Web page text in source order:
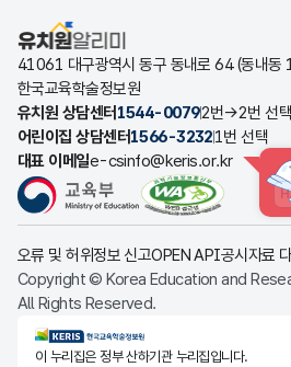
유치원알리미
41061 대구광역시 동구 동내로 64 (동내동
한국교육학술정보원
유치원 상담센터 1544-00792번→2번 선택
어린이집 상담센터1566-32321번 선택
대표 이메일e-csinfo@keris.or.kr
오류 및 허위정보 신고OPEN API공시자료
Copyright © Korea Education and
All Rights Reserved.
KERIS한국교육학술정보원
이 누리집은 정부 산하기관 누리집입니다.